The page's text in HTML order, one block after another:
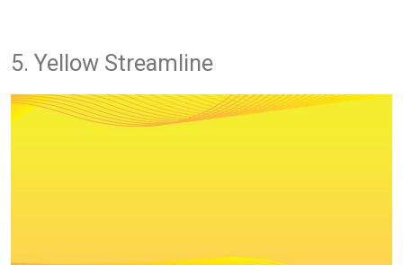
5. Yellow Streamline